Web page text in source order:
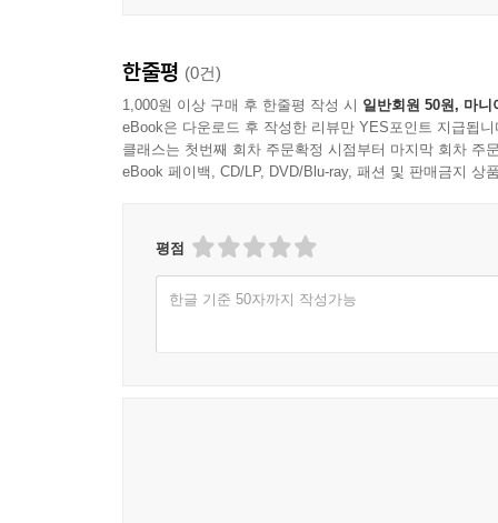
둘째, 기업문화는 조직 분위기와 같이 단순 현상
복합적으로 연계된 연구 과제라고 봐야 한다.
넷째, 기업문화는 특정 시대나 지역을 초월해야
해결책도 환경에 따라 매번 다르게 하는 것이 바람
한줄평 (0건)
1,000원 이상 구매 후 한줄평 작성 시 일반회원 50원, 마니
eBook은 다운로드 후 작성한 리뷰만 YES포인트 지급됩니
클래스는 첫번째 회차 주문확정 시점부터 마지막 회차 주
eBook 페이백, CD/LP, DVD/Blu-ray, 패션 및 판매금지 상
평점
한글 기준 50자까지 작성가능